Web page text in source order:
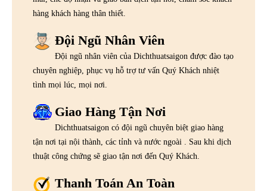
hàng khách hàng thân thiết.
Đội Ngũ Nhân Viên
Đội ngũ nhân viên của Dichthuatsaigon được đào tạo
chuyên nghiệp, phục vụ hỗ trợ tư vấn Quý Khách nhiệt
tình mọi lúc, mọi nơi.
Giao Hàng Tận Nơi
Dichthuatsaigon có đội ngũ chuyên biệt giao hàng
tận nơi tại nội thành, các tỉnh và nước ngoài . Sau khi dịch
thuật công chứng sẽ giao tận nơi đến Quý Khách.
Thanh Toán An Toàn